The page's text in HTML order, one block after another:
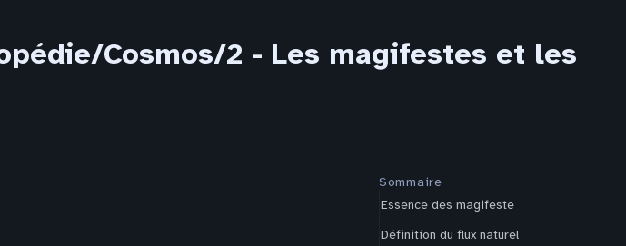
Cosmos/2 - Les magifestes et les
Sommaire
Essence des magifeste
Définition du flux naturel